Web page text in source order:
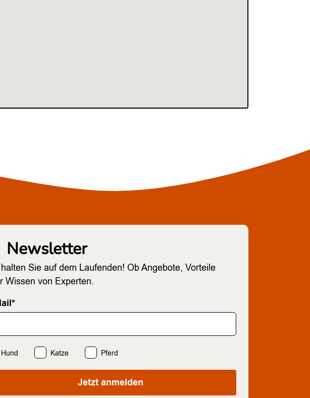
Newsletter
Sie auf dem Laufenden! Ob Angebote, Vorteile
Wissen von Experten.
Hund Katze Pferd
Jetzt anmelden